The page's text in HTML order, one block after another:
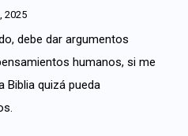
2025
debe dar argumentos
humanos, si me
Biblia quizá pueda